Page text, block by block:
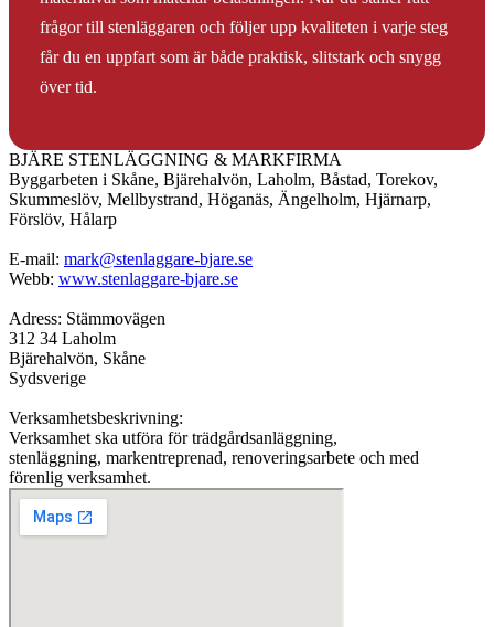
frågor till stenläggaren och följer upp kvaliteten i varje steg
får du en uppfart som är både praktisk, slitstark och snygg
över tid.
BJÄRE STENLÄGGNING & MARKFIRMA
Byggarbeten i Skåne, Bjärehalvön, Laholm, Båstad, Torekov,
Skummeslöv, Mellbystrand, Höganäs, Ängelholm, Hjärnarp,
Förslöv, Hålarp
E-mail: mark@stenlaggare-bjare.se
Webb: www.stenlaggare-bjare.se
Adress: Stämmovägen
312 34 Laholm
Bjärehalvön, Skåne
Sydsverige
Verksamhetsbeskrivning:
Verksamhet ska utföra för trädgårdsanläggning,
stenläggning, markentreprenad, renoveringsarbete och med
förenlig verksamhet.